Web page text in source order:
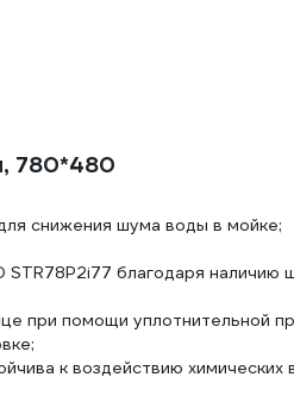
780*480
снижения шума воды в мойке;
STR78P2i77 благодаря наличию
при помощи уплотнительной
к воздействию химических